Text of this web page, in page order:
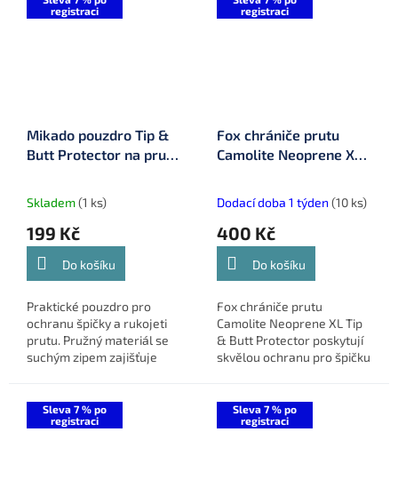
registraci
Mikado pouzdro Tip &
Butt Protector na prut
Skladem(1 ks)
199 Kč
Do košíku
Praktické pouzdro pro
ochranu špičky a rukojeti
prutu. Pružný materiál se
suchým zipem zajišťuje
registraci
Fox chrániče prutu
Camolite Neoprene XL
Dodací doba 1 týden (10 ks)
400 Kč
Do košíku
Fox chrániče prutu
Camolite Neoprene XL Tip
& Butt Protector poskytují
skvělou ochranu pro špičku
ideální pro přepravu a...
Sleva 7 % po
registraci
Sleva 7 % po
registraci